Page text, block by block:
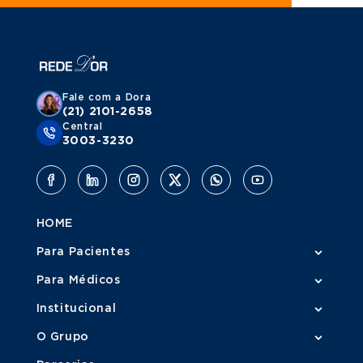
Fale com a Dora
(21) 2101-2658
Central
3003-3230
HOME
Para Pacientes
Para Médicos
Institucional
O Grupo